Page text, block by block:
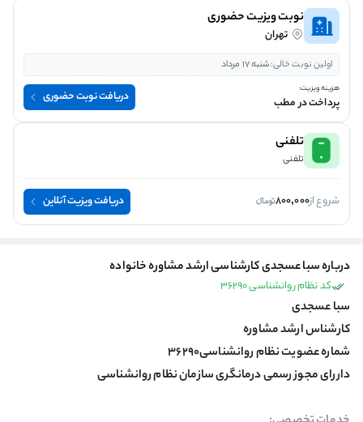
نوبت ویزیت حضوری
تهران
اولین نوبت خالی:شنبه 17 مرداد
هزینه ویزیت:
پرداخت در مطب دریافت نوبت حضوری
تلفنی
تلفنی
شروع از800,000 دریافت ویزیت آنلاین
درباره سبا عسجدی کارشناسی ارشد مشاوره خانواده
کد نظام روانشناسی 36290
سبا عسجدی
کارشناس ارشد مشاوره
شماره عضویت نظام روانشناسی۳۶۲۹۰
داررای مجوز رسمی درمانگری سازمان نظام روانشناسی